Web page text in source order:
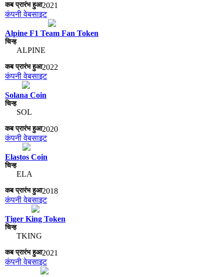
2021
कंपनी वेबसाइट
Alpine F1 Team Fan Token
ALPINE
2022
कंपनी वेबसाइट
Solana Coin
SOL
2020
कंपनी वेबसाइट
Elastos Coin
ELA
2018
कंपनी वेबसाइट
Tiger King Token
TKING
2021
कंपनी वेबसाइट